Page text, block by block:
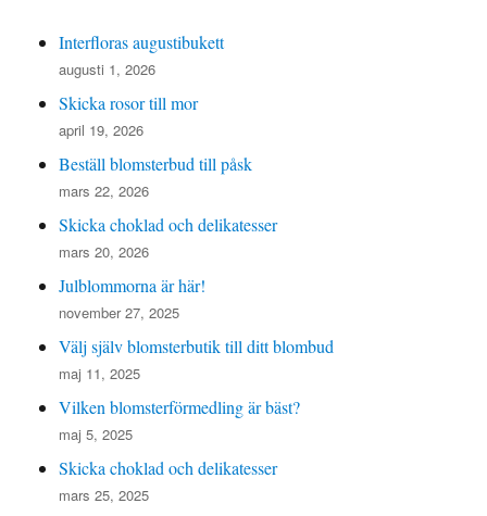
Interfloras augustibukett
augusti 1, 2026
Skicka rosor till mor
april 19, 2026
Beställ blomsterbud till påsk
mars 22, 2026
Skicka choklad och delikatesser
mars 20, 2026
Julblommorna är här!
november 27, 2025
Välj själv blomsterbutik till ditt blombud
maj 11, 2025
Vilken blomsterförmedling är bäst?
maj 5, 2025
Skicka choklad och delikatesser
mars 25, 2025